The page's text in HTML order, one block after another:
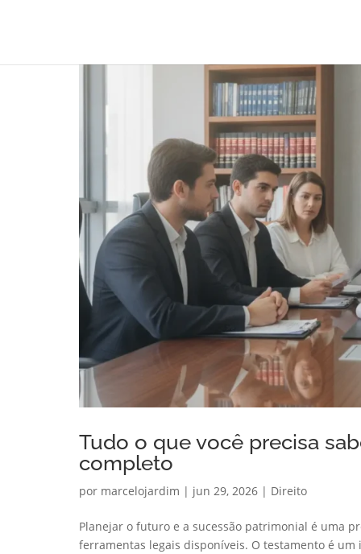
Tudo o que você precisa
completo
por marcelojardim | jun 29, 2026 | Direito
Planejar o futuro e a sucessão patrimonial é uma
ferramentas legais disponíveis. O testamento é